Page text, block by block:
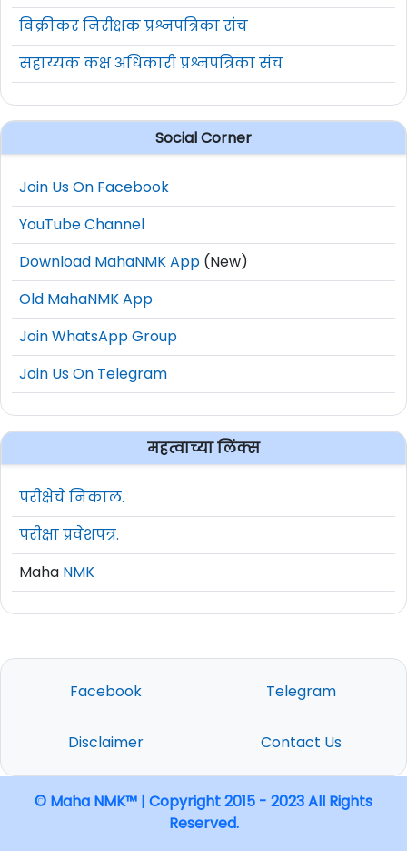
विक्रीकर निरीक्षक प्रश्नपत्रिका संच
सहाय्यक कक्ष अधिकारी प्रश्नपत्रिका संच
Social Corner
Join Us On Facebook
YouTube Channel
Download MahaNMK App (New)
Old MahaNMK App
Join WhatsApp Group
Join Us On Telegram
महत्वाच्या लिंक्स
परीक्षेचे निकाल.
परीक्षा प्रवेशपत्र.
Maha NMK
Facebook Telegram
Disclaimer Contact Us
© Maha NMK™ | Copyright 2015 - 2023 All Rights
Reserved.